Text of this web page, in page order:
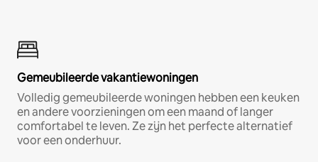
Gemeubileerde vakantiewoningen
Volledig gemeubileerde woningen hebben een keuken
en andere voorzieningen om een maand of langer
comfortabel te leven. Ze zijn het perfecte alternatief
voor een onderhuur.